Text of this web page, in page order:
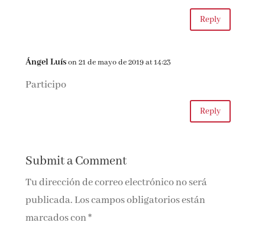
Reply
Ángel Luíson 21 de mayo de 2019 at 14:23
Participo
Reply
Submit a Comment
Tu dirección de correo electrónico no será
publicada. Los campos obligatorios están
marcados con*